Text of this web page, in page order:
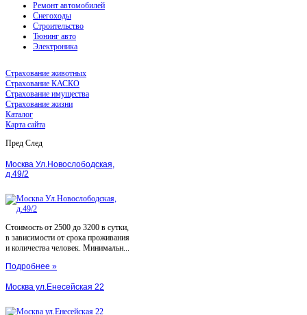
Ремонт автомобилей
Снегоходы
Строительство
Тюнинг авто
Электроника
Страхование животных
Страхование КАСКО
Страхование имущества
Страхование жизни
Каталог
Карта сайта
Пред След
Москва Ул.Новослободская,
д.49/2
Стоимость от 2500 до 3200 в сутки,
в зависимости от срока проживания
и количества человек. Минимальн...
Подробнее »
Москва ул.Енесейская 22